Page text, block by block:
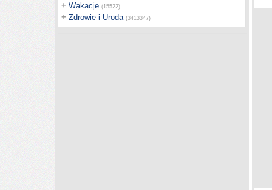
+ Wakacje (15522)
+ Zdrowie i Uroda (3413347)